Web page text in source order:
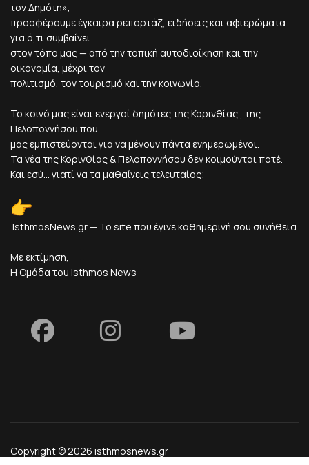
τον Δημότη»,
προσφέρουμε έγκαιρα ρεπορτάζ, ειδήσεις και αφιερώματα
για ό,τι συμβαίνει
στον τόπο μας — από την τοπική αυτοδιοίκηση και την
οικονομία, μέχρι τον
πολιτισμό, τον τουρισμό και την κοινωνία.
Το κοινό μας είναι ενεργοί δημότες της Κορινθίας , της
Πελοποννήσου που
μας εμπιστεύονται για να μένουν πάντα ενημερωμένοι.
Τα νέα της Κορινθίας & Πελοποννήσου δεν κοιμούνται ποτέ.
Και εσύ... γιατί να τα μαθαίνεις τελευταίος;
IsthmosNews.gr — Το site που έγινε καθημερινή σου συνήθεια.
Με εκτίμηση,
Η Ομάδα του isthmos News
Copyright © 2026 isthmosnews.gr